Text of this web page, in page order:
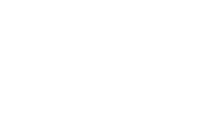
到1950-
議程中。大